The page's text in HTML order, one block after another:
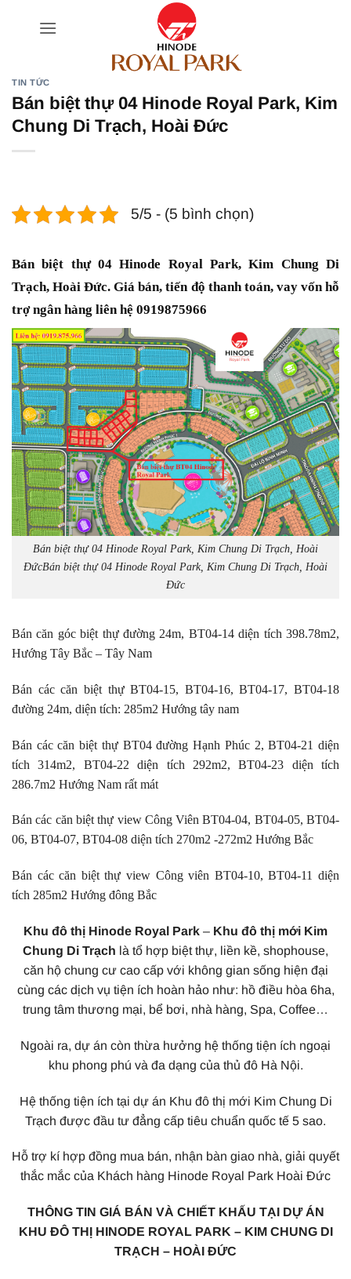
TIN TỨC
Bán biệt thự 04 Hinode Royal Park, Kim
Chung Di Trạch, Hoài Đức
5/5 - (5 bình chọn)
Bán biệt thự 04 Hinode Royal Park, Kim Chung Di
Trạch, Hoài Đức. Giá bán, tiến độ thanh toán, vay vốn hỗ
trợ ngân hàng liên hệ 0919875966
Bán biệt thự 04 Hinode Royal Park, Kim Chung Di Trạch, Hoài
ĐứcBán biệt thự 04 Hinode Royal Park, Kim Chung Di Trạch, Hoài
Đức
Bán căn góc biệt thự đường 24m, BT04-14 diện tích 398.78m2,
Hướng Tây Bắc – Tây Nam
Bán các căn biệt thự BT04-15, BT04-16, BT04-17, BT04-18
đường 24m, diện tích: 285m2 Hướng tây nam
Bán các căn biệt thự BT04 đường Hạnh Phúc 2, BT04-21 diện
tích 314m2, BT04-22 diện tích 292m2, BT04-23 diện tích
286.7m2 Hướng Nam rất mát
Bán các căn biệt thự view Công Viên BT04-04, BT04-05, BT04-
06, BT04-07, BT04-08 diện tích 270m2 -272m2 Hướng Bắc
Bán các căn biệt thự view Công viên BT04-10, BT04-11 diện
tích 285m2 Hướng đông Bắc
Khu đô thị Hinode Royal Park – Khu đô thị mới Kim
Chung Di Trạch là tổ hợp biệt thự, liền kề, shophouse,
căn hộ chung cư cao cấp với không gian sống hiện đại
cùng các dịch vụ tiện ích hoàn hảo như: hồ điều hòa 6ha,
trung tâm thương mại, bể bơi, nhà hàng, Spa, Coffee…
Ngoài ra, dự án còn thừa hưởng hệ thống tiện ích ngoại
khu phong phú và đa dạng của thủ đô Hà Nội.
Hệ thống tiện ích tại dự án Khu đô thị mới Kim Chung Di
Trạch được đầu tư đẳng cấp tiêu chuẩn quốc tế 5 sao.
Hỗ trợ kí hợp đồng mua bán, nhận bàn giao nhà, giải quyết
thắc mắc của Khách hàng Hinode Royal Park Hoài Đức
THÔNG TIN GIÁ BÁN VÀ CHIẾT KHẤU TẠI DỰ ÁN
KHU ĐÔ THỊ HINODE ROYAL PARK – KIM CHUNG DI
TRẠCH – HOÀI ĐỨC